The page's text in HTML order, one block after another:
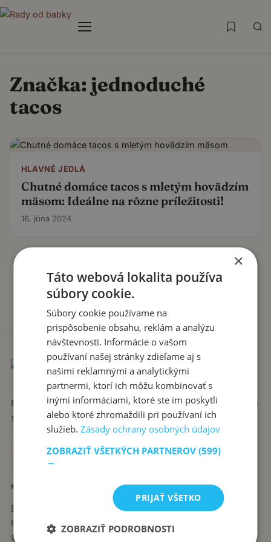
Menu
Značka: jednoduché
tacos
HLAVNÉ JEDLÁ
Chutné domáce tacos s mletým hovädzím
mäsom: Ideálne na rôzne príležitosti!
16. júna 2024
Recepty píše babka Stanka. Jednoduché, poctivé jedlá zo
slovenskej kuchyne, ktoré sa vždy podaria.
KATEGÓRIE
Dezerty
Hlavné jedlá
Chuťovky
×
Táto webová lokalita používa
súbory cookie.
Súbory cookie používame na
prispôsobenie obsahu, reklám a analýzu
návštevnosti. Informácie o vašom
používaní našej stránky zdieľame aj s
našimi reklamnými a analytickými
partnermi, ktorí ich môžu kombinovať s
inými informáciami, ktoré ste im poskytli
alebo ktoré zhromaždili pri používaní ich
služieb.Zásady ochrany osobných údajov
ZOBRAZIŤ VŠETKÝCH PARTNEROV(599)
→
PRIJAŤ VŠETKO
ZOBRAZIŤ PODROBNOSTI